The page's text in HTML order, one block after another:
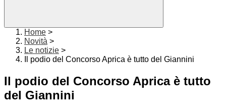
Home >
Novità >
Le notizie >
Il podio del Concorso Aprica è tutto del Giannini
Il podio del Concorso Aprica è tutto
del Giannini